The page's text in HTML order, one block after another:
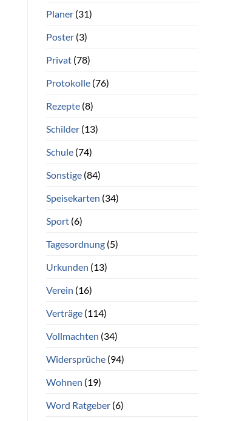
Planer(31)
Poster(3)
Privat(78)
Protokolle(76)
Rezepte(8)
Schilder(13)
Schule(74)
Sonstige(84)
Speisekarten (34)
Sport(6)
Tagesordnung(5)
Urkunden (13)
Verein (16)
Verträge(114)
Vollmachten (34)
Widersprüche(94)
Wohnen (19)
Word Ratgeber(6)